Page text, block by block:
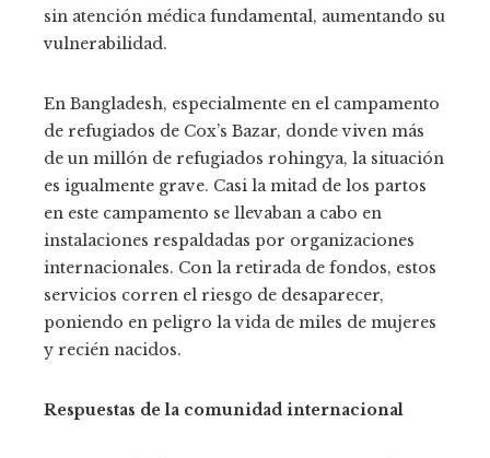
sin atención médica fundamental, aumentando su
vulnerabilidad.
En Bangladesh, especialmente en el campamento
de refugiados de Cox’s Bazar, donde viven más
de un millón de refugiados rohingya, la situación
es igualmente grave. Casi la mitad de los partos
en este campamento se llevaban a cabo en
instalaciones respaldadas por organizaciones
internacionales. Con la retirada de fondos, estos
servicios corren el riesgo de desaparecer,
poniendo en peligro la vida de miles de mujeres
y recién nacidos.
Respuestas de la comunidad internacional